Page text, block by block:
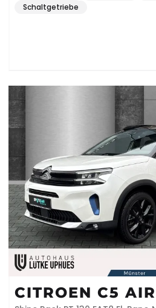
Schaltgetriebe
CITROEN C5